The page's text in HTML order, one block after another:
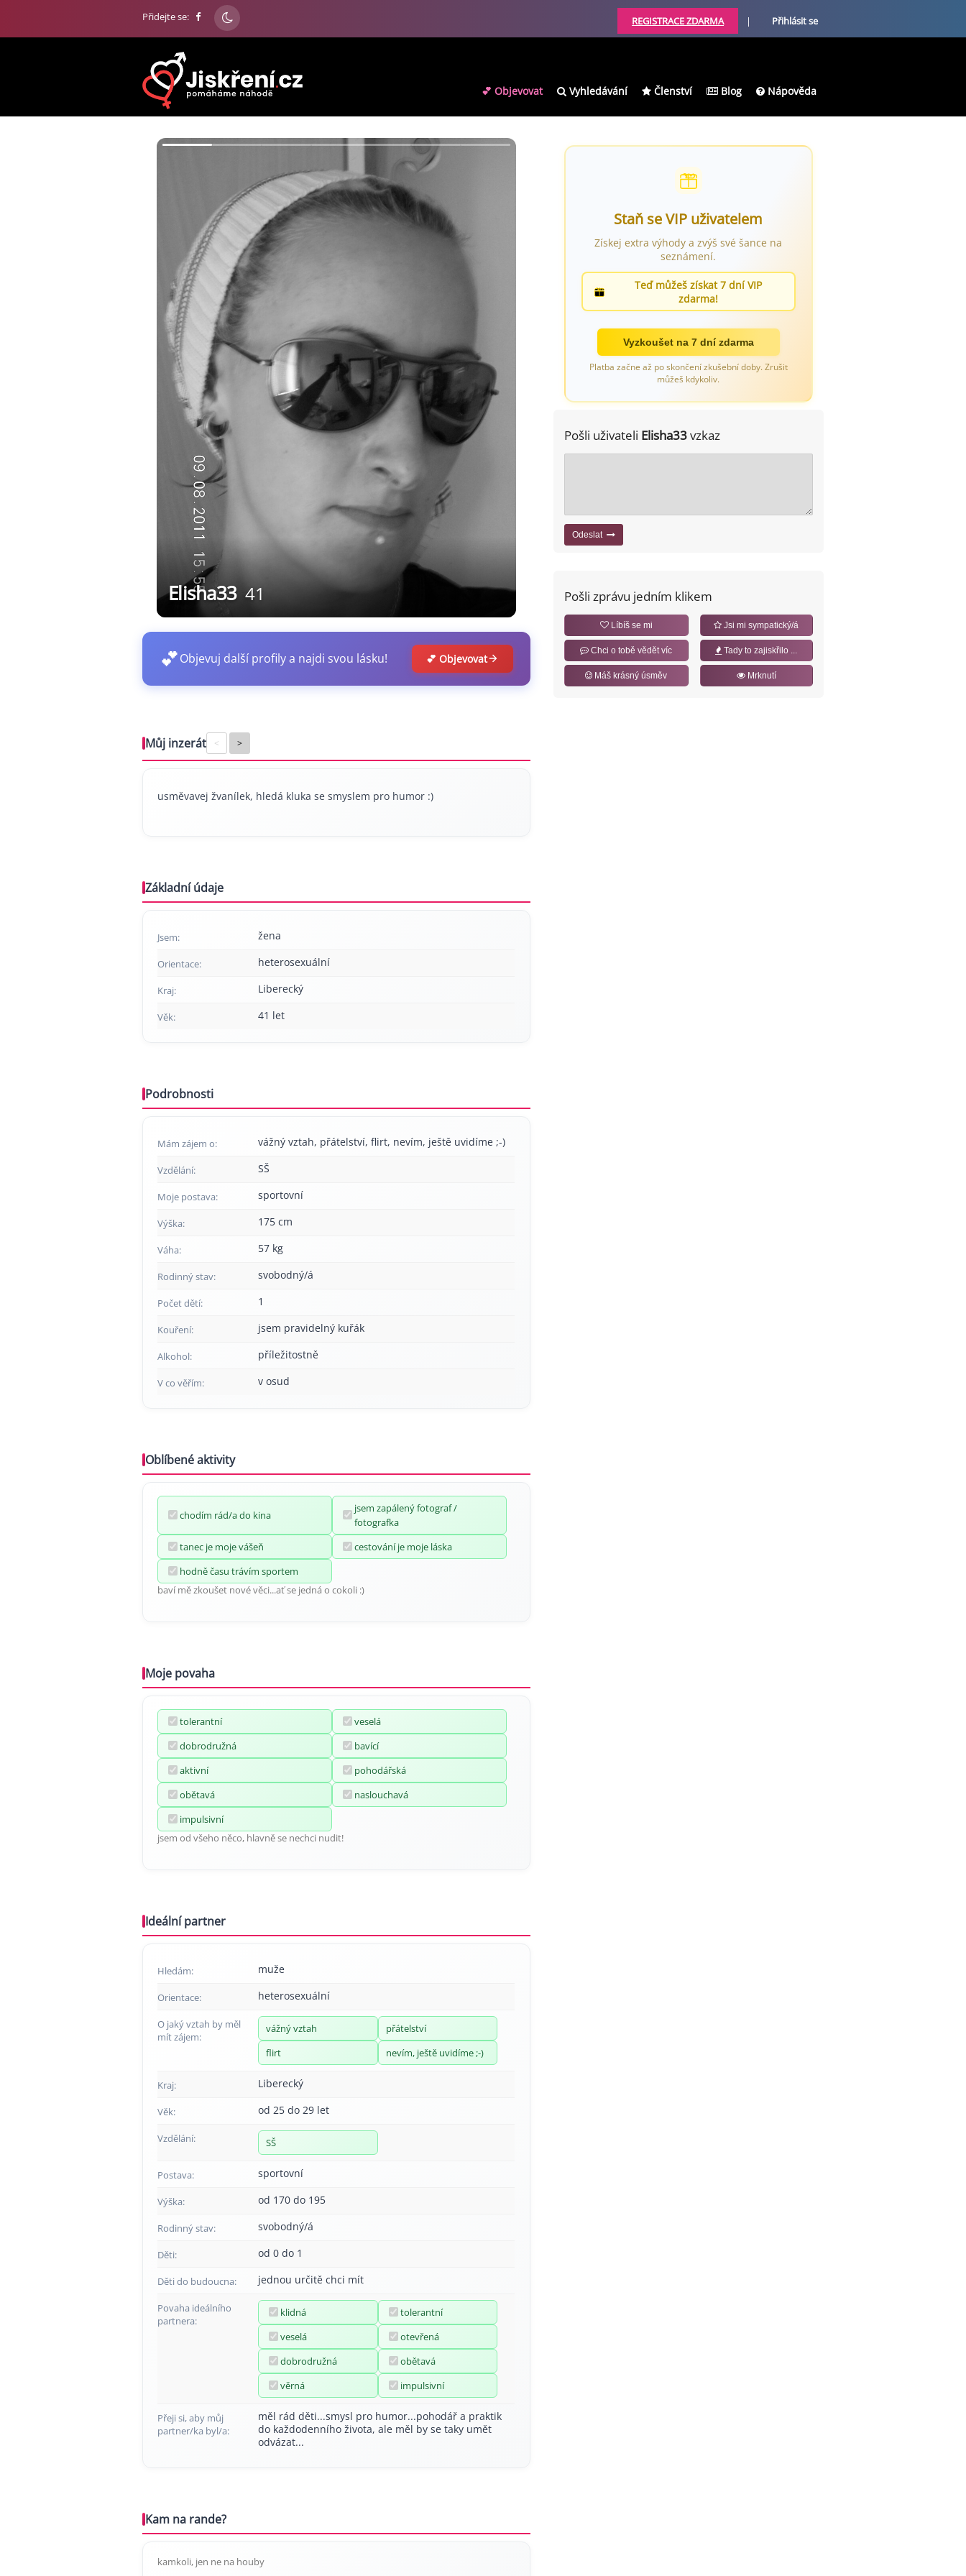
Přidejte se: REGISTRACE ZDARMA | Přihlásit se
💕 Objevovat Vyhledávání Členství Blog Nápověda
Elisha33 41
💕Objevuj další profily a najdi svou lásku! 💕 Objevovat
Můj inzerát < >
usměvavej žvanílek, hledá kluka se smyslem pro humor :)
Základní údaje
Jsem: žena
Orientace: heterosexuální
Kraj: Liberecký
Věk: 41 let
Podrobnosti
Mám zájem o: vážný vztah, přátelství, flirt, nevím, ještě uvidíme ;-)
Vzdělání: SŠ
Moje postava: sportovní
Výška: 175 cm
Váha: 57 kg
Rodinný stav: svobodný/á
Počet dětí: 1
Kouření: jsem pravidelný kuřák
Alkohol: příležitostně
V co věřím: v osud
Oblíbené aktivity
chodím rád/a do kina
jsem zapálený fotograf /
fotografka
tanec je moje vášeň
cestování je moje láska
hodně času trávím sportem
baví mě zkoušet nové věci...ať se jedná o cokoli :)
Moje povaha
tolerantní
veselá
dobrodružná
bavící
aktivní
pohodářská
obětavá
naslouchavá
impulsivní
jsem od všeho něco, hlavně se nechci nudit!
Ideální partner
Hledám: muže
Orientace: heterosexuální
O jaký vztah by měl
mít zájem:
vážný vztah
přátelství
flirt
nevím, ještě uvidíme ;-)
Kraj: Liberecký
Věk: od 25 do 29 let
Vzdělání: SŠ
Postava: sportovní
Výška: od 170 do 195
Rodinný stav: svobodný/á
Děti: od 0 do 1
Děti do budoucna: jednou určitě chci mít
Povaha ideálního
partnera:
klidná
tolerantní
veselá
otevřená
dobrodružná
obětavá
věrná
impulsivní
Přeji si, aby můj
partner/ka byl/a:
měl rád děti...smysl pro humor...pohodář a praktik
do každodenního života, ale měl by se taky umět
odvázat...
Kam na rande?
kamkoli, jen ne na houby
Staň se VIP uživatelem
Získej extra výhody a zvýš své šance na
seznámení.
Teď můžeš získat 7 dní VIP
zdarma!
Vyzkoušet na 7 dní zdarma
Platba začne až po skončení zkušební doby. Zrušit
můžeš kdykoliv.
Pošli uživateli Elisha33vzkaz
Odeslat
Pošli zprávu jedním klikem
Líbíš se mi Jsi mi sympatický/á
Chci o tobě vědět víc Tady to zajiskřilo ...
Máš krásný úsměv Mrknutí